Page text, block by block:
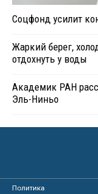
Соцфонд усилит
Жаркий берег,
отдохнуть у воды
Академик РАН
Эль-Ниньо
Политика